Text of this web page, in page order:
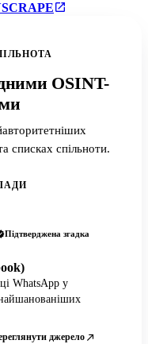
OSINT-
списках спільноти.
Підтверджена згадка
WhatsApp у
джерело